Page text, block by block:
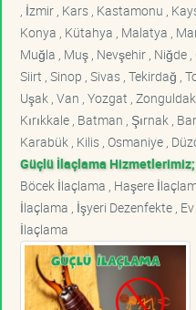
, İzmir , Kars , Kastamonu ,
Konya , Kütahya , Malatya ,
Muğla , Muş , Nevşehir , Niğde ,
Siirt , Sinop , Sivas , Tekirdağ ,
Uşak , Van , Yozgat ,
Kırıkkale , Batman , Şırnak ,
Karabük , Kilis , Osmaniye ,
Güçlü İlaçlama Hizmetlerimiz;
Böcek İlaçlama , Haşere
İlaçlama , İşyeri Dezenfekte ,
İlaçlama